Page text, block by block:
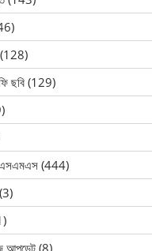
(128)
ছবি (129)
এসএমএস (444)
(3)
আপডেট (8)